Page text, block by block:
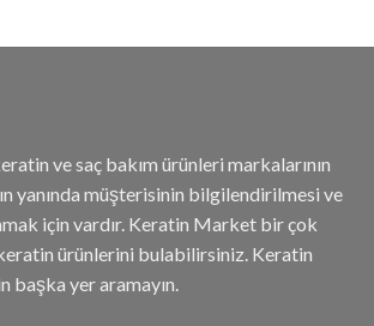
ve saç bakım ürünleri markalarının
yanında müşterisinin bilgilendirilmesi ve
için vardır. Keratin Market bir çok
ürünlerini bulabilirsiniz. Keratin
başka yer aramayın.